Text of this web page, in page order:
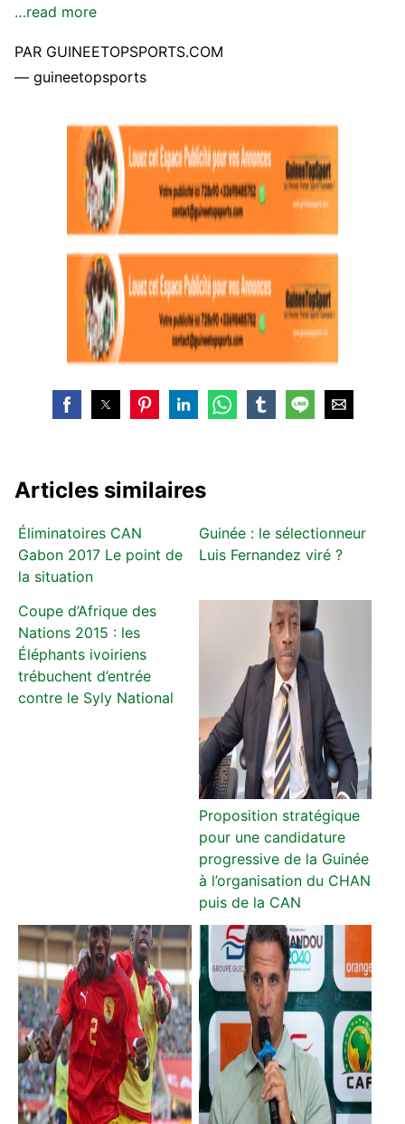
…read more
PAR GUINEETOPSPORTS.COM
— guineetopsports
Articles similaires
Éliminatoires CAN
Gabon 2017 Le point de
la situation
Guinée : le sélectionneur
Luis Fernandez viré ?
Coupe d’Afrique des
Nations 2015 : les
Éléphants ivoiriens
trébuchent d’entrée
contre le Syly National
Proposition stratégique
pour une candidature
progressive de la Guinée
à l’organisation du CHAN
puis de la CAN